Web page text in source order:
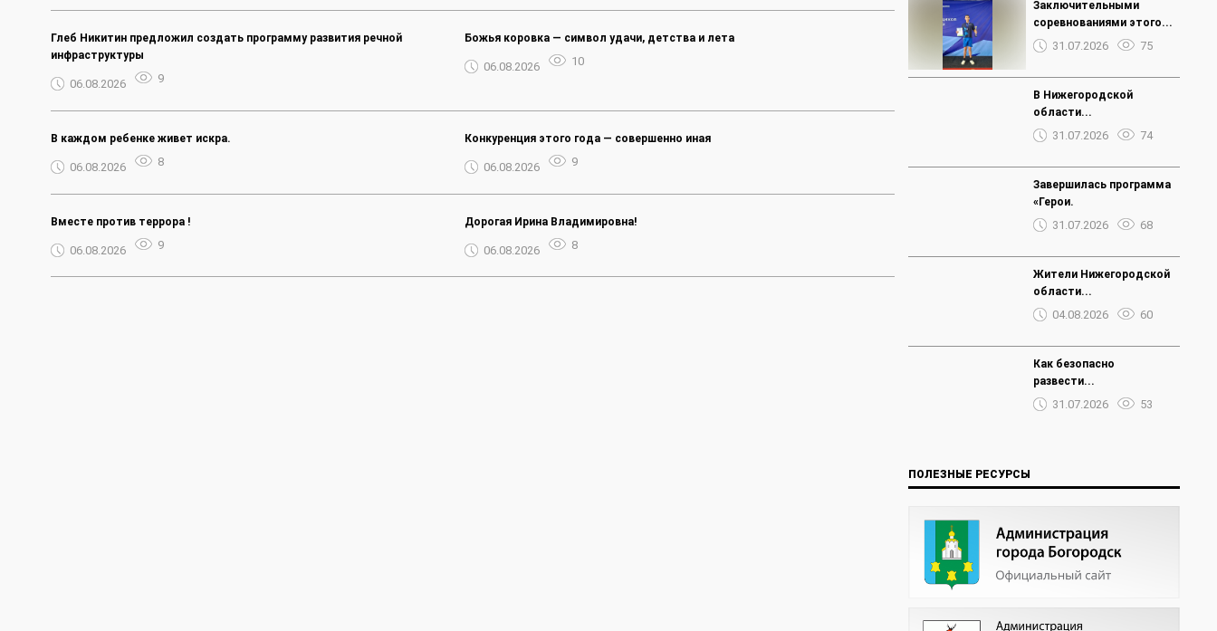
Глеб Никитин предложил создать программу развития речной
инфраструктуры
06.08.2026 9
Божья коровка — символ удачи, детства и лета
06.08.2026 10
В каждом ребенке живет искра.
06.08.2026 8
Конкуренция этого года — совершенно иная
06.08.2026 9
Вместе против террора !
06.08.2026 9
Дорогая Ирина Владимировна!
06.08.2026 8
Заключительными
соревнованиями этого...
31.07.2026 75
В Нижегородской
области...
31.07.2026 74
Завершилась программа
«Герои.
31.07.2026 68
Жители Нижегородской
области...
04.08.2026 60
Как безопасно
развести...
31.07.2026 53
ПОЛЕЗНЫЕ РЕСУРСЫ